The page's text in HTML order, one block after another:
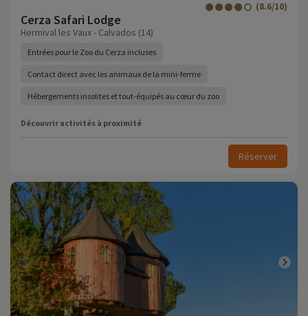
Cerza Safari Lodge
(8.6/10)
Hermival les Vaux - Calvados (14)
Entrées pour le Zoo du Cerza incluses
Contact direct avec les animaux de la mini-ferme
Hébergements insolites et tout-équipés au cœur du zoo
Découvrir activités à proximité
Réserver